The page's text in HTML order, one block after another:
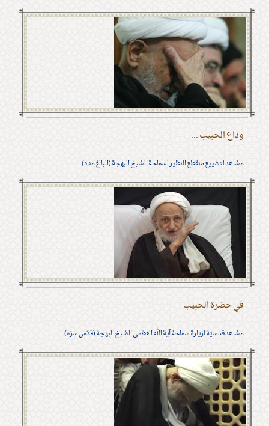
وداع الحبيب ...
مشاهد لتشييع منقطع النظير لسماحة الشيخ البهجة (البالغ مناه)
في حضرة الحبيب
مشاهد قدسيّة لزيارة سماحة آية الله العظمى الشيخ البهجة (قدّس سرّه)